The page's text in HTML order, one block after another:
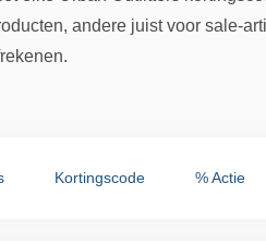
andere juist voor sale-
Kortingscode % Actie